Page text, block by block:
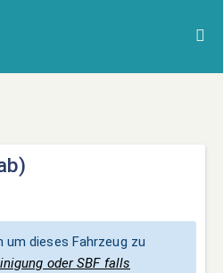
dieses Fahrzeug zu
oder SBF falls